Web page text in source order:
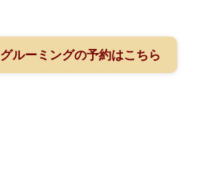
グルーミングの予約はこちら